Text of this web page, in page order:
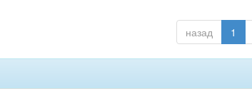
назад 1